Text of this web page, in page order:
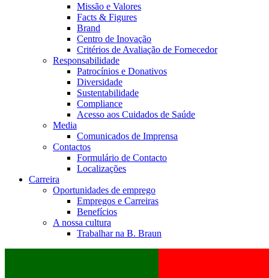
Missão e Valores
Facts & Figures
Brand
Centro de Inovação
Critérios de Avaliação de Fornecedor
Responsabilidade
Patrocínios e Donativos
Diversidade
Sustentabilidade
Compliance
Acesso aos Cuidados de Saúde
Media
Comunicados de Imprensa
Contactos
Formulário de Contacto
Localizações
Carreira
Oportunidades de emprego
Empregos e Carreiras
Benefícios
A nossa cultura
Trabalhar na B. Braun